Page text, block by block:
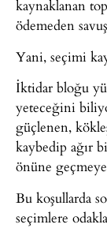
kaynaklanan
ödemeden
Yani, seçimi
İktidar bloğu
yeteceğini
güçlenen,
kaybedip ağır
önüne geçmeye
Bu koşullarda
seçimlere